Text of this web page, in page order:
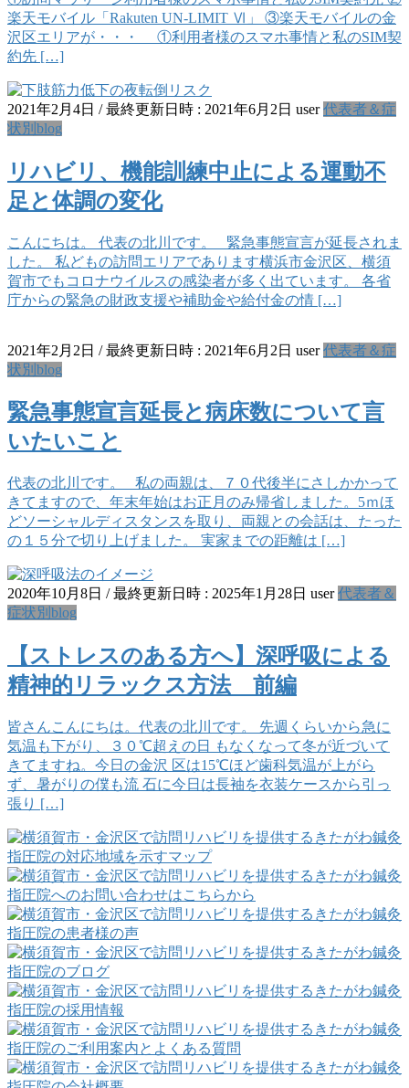
楽天モバイル「Rakuten UN-LIMIT Ⅵ」 ③楽天モバイルの金
沢区エリアが・・・ ①利用者様のスマホ事情と私のSIM契
約先 […]
2021年2月4日 / 最終更新日時 : 2021年6月2日 user 代表者＆症
状別blog
リハビリ、機能訓練中止による運動不
足と体調の変化
こんにちは。 代表の北川です。 緊急事態宣言が延長されま
した。 私どもの訪問エリアであります横浜市金沢区、横須
賀市でもコロナウイルスの感染者が多く出ています。 各省
庁からの緊急の財政支援や補助金や給付金の情 […]
2021年2月2日 / 最終更新日時 : 2021年6月2日 user 代表者＆症
状別blog
緊急事態宣言延長と病床数について言
いたいこと
代表の北川です。 私の両親は、７０代後半にさしかかって
きてますので、年末年始はお正月のみ帰省しました。5ｍほ
どソーシャルディスタンスを取り、両親との会話は、たった
の１５分で切り上げました。 実家までの距離は […]
2020年10月8日 / 最終更新日時 : 2025年1月28日 user 代表者＆
症状別blog
【ストレスのある方へ】深呼吸による
精神的リラックス方法 前編
皆さんこんにちは。代表の北川です。 先週くらいから急に
気温も下がり、３０℃超えの日 もなくなって冬が近づいて
きてますね。今日の金沢 区は15℃ほど歯科気温が上がら
ず、暑がりの僕も流 石に今日は長袖を衣装ケースから引っ
張り […]